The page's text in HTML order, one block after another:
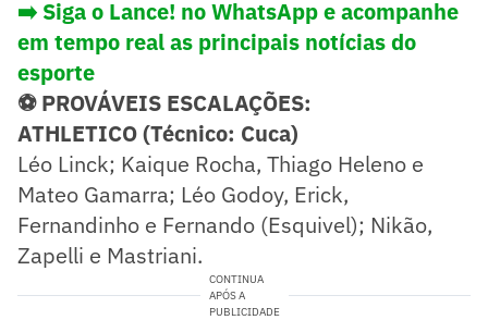
➡️ Siga o Lance! no WhatsApp e acompanhe
em tempo real as principais notícias do
esporte
⚽ PROVÁVEIS ESCALAÇÕES:
ATHLETICO (Técnico: Cuca)
Léo Linck; Kaique Rocha, Thiago Heleno e
Mateo Gamarra; Léo Godoy, Erick,
Fernandinho e Fernando (Esquivel); Nikão,
Zapelli e Mastriani.
CONTINUA
APÓS A
PUBLICIDADE